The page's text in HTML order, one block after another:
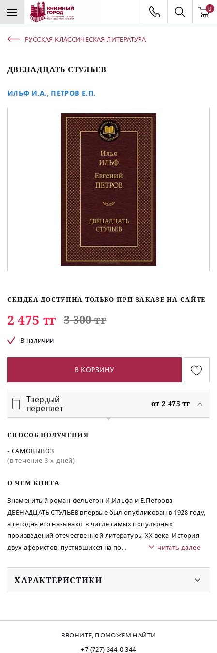
0
РУССКАЯ КЛАССИЧЕСКАЯ ЛИТЕРАТУРА
ДВЕНАДЦАТЬ СТУЛЬЕВ
ИЛЬФ И.А. ПЕТРОВ Е.П.
O ЧЕМ КНИГА
Знаменитый роман-фельетон И.Ильфа и Е.Петрова
ДВЕНАДЦАТЬ СТУЛЬЕВ впервые был опубликован в 1928 году,
а сегодня его называют в числе самых популярных
произведений отечественной литературы XX века. История
двух аферистов, пустившихся на по... читать далее
СКИДКА ДОСТУПНА ТОЛЬКО ПРИ ЗАКАЗЕ НА САЙТЕ
2 475 тг 3 300 тг
В наличии
В КОРЗИНУ
Твердый
переплет
от 2 475 тг
СПОСОБ ПОЛУЧЕНИЯ
- САМОВЫВОЗ
(в течение 3-х дней)
ХАРАКТЕРИСТИКИ
ЗВОНИТЕ, ПОМОЖЕМ НАЙТИ
+7 (727) 344-0-344